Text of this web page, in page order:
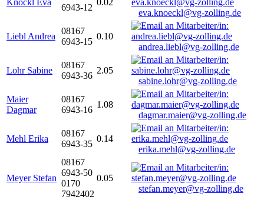
Knöckl Eva
6943-12
0.02
eva.knoeckl@vg-zolling.de
Liebl Andrea
08167
6943-15
0.10
andrea.liebl@vg-zolling.de
Lohr Sabine
08167
6943-36
2.05
sabine.lohr@vg-zolling.de
Maier
Dagmar
08167
6943-16
1.08
dagmar.maier@vg-zolling.de
Mehl Erika
08167
6943-35
0.14
erika.mehl@vg-zolling.de
Meyer Stefan
08167
6943-50
0170
7942402
0.05
stefan.meyer@vg-zolling.de